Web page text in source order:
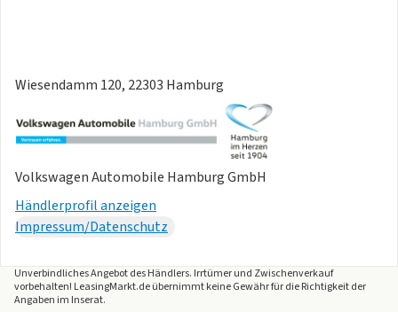
Wiesendamm 120, 22303 Hamburg
Volkswagen Automobile Hamburg GmbH
Händlerprofil anzeigen
Impressum/Datenschutz
Unverbindliches Angebot desHändlers. Irrtümer und Zwischenverkauf
vorbehalten! LeasingMarkt.de übernimmt keine Gewähr für die Richtigkeit der
Angaben im Inserat.